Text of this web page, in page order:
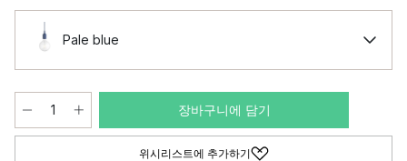
Pale blue
장바구니에 담기
위시리스트에 추가하기